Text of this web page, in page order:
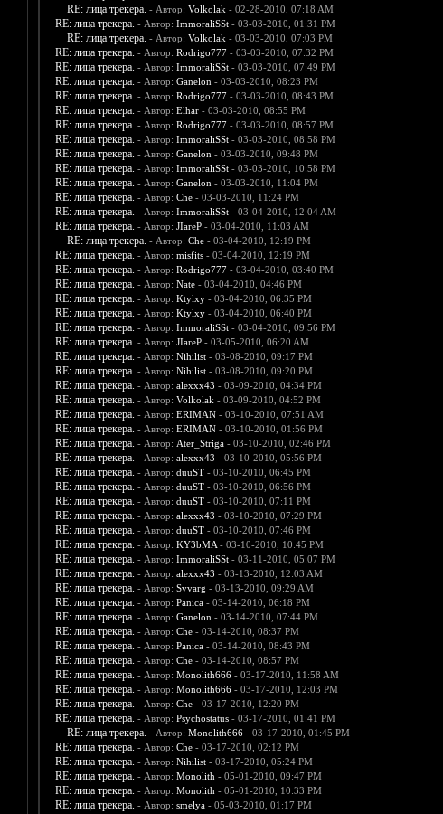
RE: лица трекера. - Автор: Volkolak - 02-28-2010, 07:18 AM
RE: лица трекера. - Автор: ImmoraliSSt- 03-03-2010, 01:31 PM
RE: лица трекера. - Автор: Volkolak - 03-03-2010, 07:03 PM
RE: лица трекера. - Автор: Rodrigo777- 03-03-2010, 07:32 PM
RE: лица трекера. - Автор: ImmoraliSSt- 03-03-2010, 07:49 PM
RE: лица трекера. - Автор: Ganelon - 03-03-2010, 08:23 PM
RE: лица трекера. - Автор: Rodrigo777- 03-03-2010, 08:43 PM
RE: лица трекера. - Автор: Elhar- 03-03-2010, 08:55 PM
RE: лица трекера. - Автор: Rodrigo777- 03-03-2010, 08:57 PM
RE: лица трекера. - Автор: ImmoraliSSt- 03-03-2010, 08:58 PM
RE: лица трекера. - Автор: Ganelon - 03-03-2010, 09:48 PM
RE: лица трекера. - Автор: ImmoraliSSt- 03-03-2010, 10:58 PM
RE: лица трекера. - Автор: Ganelon - 03-03-2010, 11:04 PM
RE: лица трекера. - Автор: Che- 03-03-2010, 11:24 PM
RE: лица трекера. - Автор: ImmoraliSSt- 03-04-2010, 12:04 AM
RE: лица трекера. - Автор: JIareP- 03-04-2010, 11:03 AM
RE: лица трекера. - Автор: Che- 03-04-2010, 12:19 PM
RE: лица трекера. - Автор: misfits- 03-04-2010, 12:19 PM
RE: лица трекера. - Автор: Rodrigo777- 03-04-2010, 03:40 PM
RE: лица трекера. - Автор: Nate- 03-04-2010, 04:46 PM
RE: лица трекера. - Автор: Ktylxy- 03-04-2010, 06:35 PM
RE: лица трекера. - Автор: Ktylxy- 03-04-2010, 06:40 PM
RE: лица трекера. - Автор: ImmoraliSSt- 03-04-2010, 09:56 PM
RE: лица трекера. - Автор: JIareP- 03-05-2010, 06:20 AM
RE: лица трекера. - Автор: Nihilist- 03-08-2010, 09:17 PM
RE: лица трекера. - Автор: Nihilist- 03-08-2010, 09:20 PM
RE: лица трекера. - Автор: alexxx43 - 03-09-2010, 04:34 PM
RE: лица трекера. - Автор: Volkolak - 03-09-2010, 04:52 PM
RE: лица трекера. - Автор: ERIMAN- 03-10-2010, 07:51 AM
RE: лица трекера. - Автор: ERIMAN- 03-10-2010, 01:56 PM
RE: лица трекера. - Автор: Ater_Striga- 03-10-2010, 02:46 PM
RE: лица трекера. - Автор: alexxx43 - 03-10-2010, 05:56 PM
RE: лица трекера. - Автор: duuST- 03-10-2010, 06:45 PM
RE: лица трекера. - Автор: duuST- 03-10-2010, 06:56 PM
RE: лица трекера. - Автор: duuST- 03-10-2010, 07:11 PM
RE: лица трекера. - Автор: alexxx43 - 03-10-2010, 07:29 PM
RE: лица трекера. - Автор: duuST- 03-10-2010, 07:46 PM
RE: лица трекера. - Автор: KY3bMA- 03-10-2010, 10:45 PM
RE: лица трекера. - Автор: ImmoraliSSt- 03-11-2010, 05:07 PM
RE: лица трекера. - Автор: alexxx43 - 03-13-2010, 12:03 AM
RE: лица трекера. - Автор: Svvarg - 03-13-2010, 09:29 AM
RE: лица трекера. - Автор: Panica- 03-14-2010, 06:18 PM
RE: лица трекера. - Автор: Ganelon - 03-14-2010, 07:44 PM
RE: лица трекера. - Автор: Che- 03-14-2010, 08:37 PM
RE: лица трекера. - Автор: Panica- 03-14-2010, 08:43 PM
RE: лица трекера. - Автор: Che- 03-14-2010, 08:57 PM
RE: лица трекера. - Автор: Monolith666- 03-17-2010, 11:58 AM
RE: лица трекера. - Автор: Monolith666- 03-17-2010, 12:03 PM
RE: лица трекера. - Автор: Che- 03-17-2010, 12:20 PM
RE: лица трекера. - Автор: Psychostatus- 03-17-2010, 01:41 PM
RE: лица трекера. - Автор: Monolith666- 03-17-2010, 01:45 PM
RE: лица трекера. - Автор: Che- 03-17-2010, 02:12 PM
RE: лица трекера. - Автор: Nihilist- 03-17-2010, 05:24 PM
RE: лица трекера. - Автор: Monolith - 05-01-2010, 09:47 PM
RE: лица трекера. - Автор: Monolith - 05-01-2010, 10:33 PM
RE: лица трекера. - Автор: smelya- 05-03-2010, 01:17 PM